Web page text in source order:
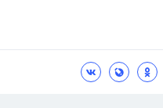
Красота, Воспитание